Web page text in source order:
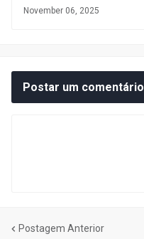
November 06, 2025
Postar um comentário
Postagem Anterior